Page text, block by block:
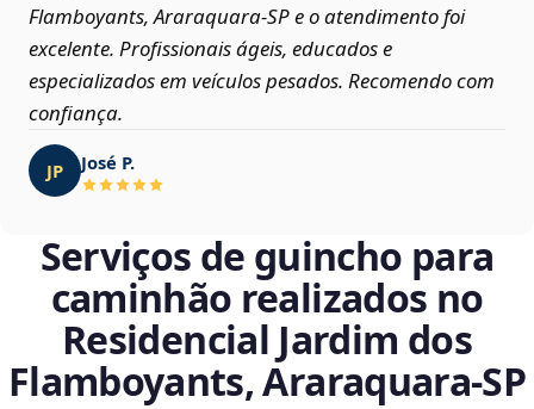
Flamboyants, Araraquara‑SP e o atendimento foi
excelente. Profissionais ágeis, educados e
especializados em veículos pesados. Recomendo com
confiança.
JP José P.
Serviços de guincho para
caminhão realizados no
Residencial Jardim dos
Flamboyants, Araraquara‑SP